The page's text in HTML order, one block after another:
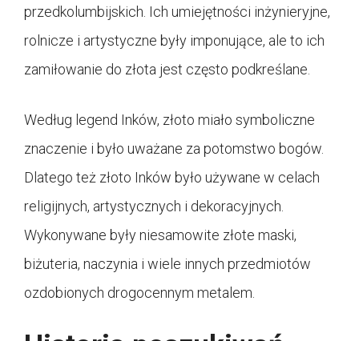
przedkolumbijskich. Ich umiejętności inżynieryjne,
rolnicze i artystyczne były imponujące, ale to ich
zamiłowanie do złota jest często podkreślane.
Według legend Inków, złoto miało symboliczne
znaczenie i było uważane za potomstwo bogów.
Dlatego też złoto Inków było używane w celach
religijnych, artystycznych i dekoracyjnych.
Wykonywane były niesamowite złote maski,
biżuteria, naczynia i wiele innych przedmiotów
ozdobionych drogocennym metalem.